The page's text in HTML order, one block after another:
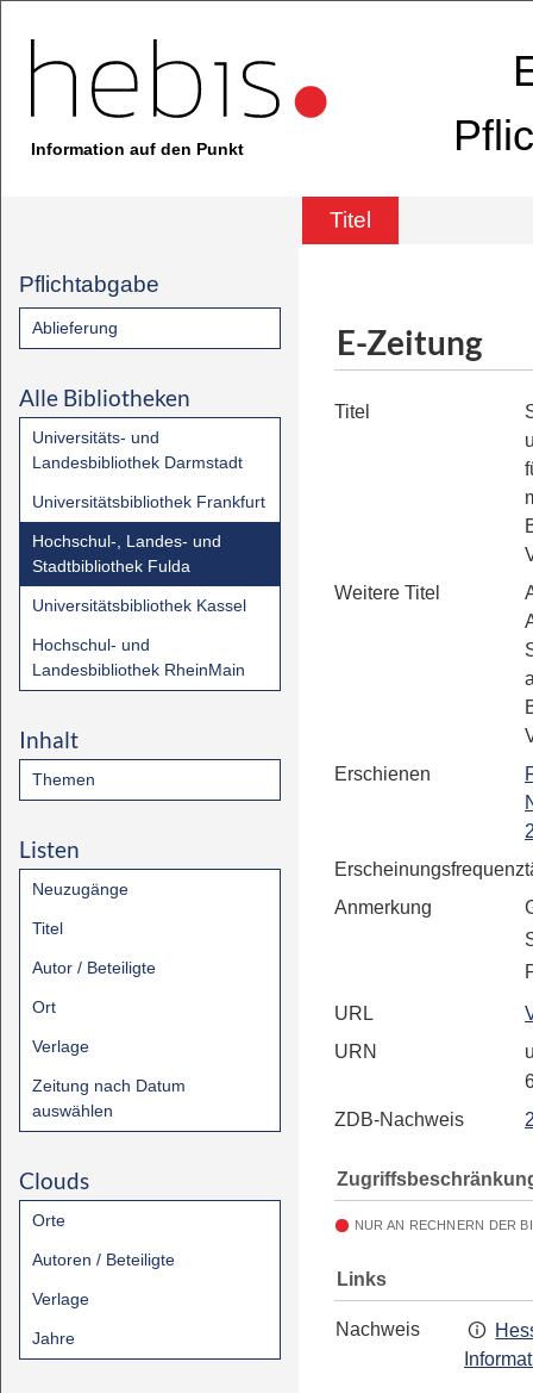
Information auf den Punkt
Titel
Pflichtabgabe
Ablieferung
Alle Bibliotheken
Universitäts- und
Landesbibliothek Darmstadt
Universitätsbibliothek Frankfurt
Hochschul-, Landes- und
Stadtbibliothek Fulda
Universitätsbibliothek Kassel
Hochschul- und
Landesbibliothek RheinMain
Inhalt
Themen
Listen
Neuzugänge
Titel
Autor / Beteiligte
Ort
Verlage
Zeitung nach Datum
auswählen
Clouds
Orte
Autoren / Beteiligte
Verlage
Jahre
E-Zeitung
Titel
Weitere Titel
Erschienen
Erscheinungsfrequenz
Anmerkung
URL
URN
ZDB-Nachweis
NUR AN RECHNERN DER
Links
Nachweis